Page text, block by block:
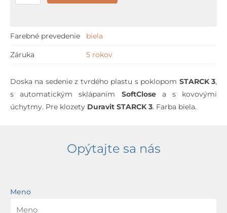
Duravit
automatickým
Farebné prevedenie biela
Záruka 5 rokov
Doska na sedenie z tvrdého plastu s poklopom STARCK 3,
s automatickým sklápaním SoftClosea s kovovými
úchytmy. Pre klozety Duravit STARCK 3. Farba biela.
Opýtajte sa nás
Meno